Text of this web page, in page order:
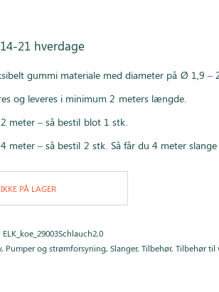
21 hverdage
gummi materiale med diameter på Ø 1,9 –
og leveres i minimum 2 meters længde.
meter – så bestil blot 1 stk.
meter – så bestil 2 stk. Så får du 4 meter slange
IKKE PÅ LAGER
ELK_koe_29003Schlauch2,0
, Pumper og strømforsyning,Slanger,Tilbehør,Tilbehør til